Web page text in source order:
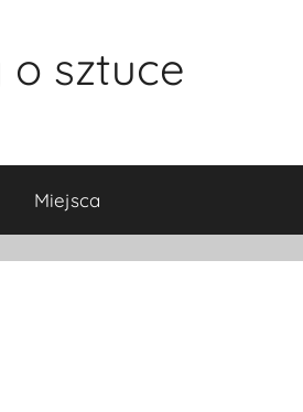
o sztuce
Miejsca